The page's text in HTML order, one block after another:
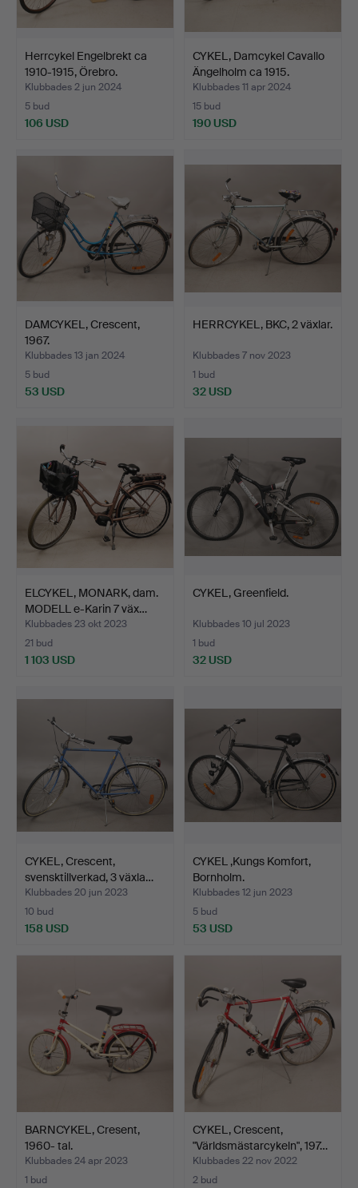
Herrcykel Engelbrekt ca
1910-1915, Örebro.
Klubbades 2 jun 2024
5 bud
106 USD
CYKEL, Damcykel Cavallo
Ängelholm ca 1915.
Klubbades 11 apr 2024
15 bud
190 USD
DAMCYKEL, Crescent,
1967.
Klubbades 13 jan 2024
5 bud
53 USD
HERRCYKEL, BKC, 2 växlar.
Klubbades 7 nov 2023
1 bud
32 USD
ELCYKEL, MONARK, dam.
MODELL e-Karin 7 väx…
Klubbades 23 okt 2023
21 bud
1 103 USD
CYKEL, Greenfield.
Klubbades 10 jul 2023
1 bud
32 USD
CYKEL, Crescent,
svensktillverkad, 3 växla…
Klubbades 20 jun 2023
10 bud
158 USD
CYKEL ,Kungs Komfort,
Bornholm.
Klubbades 12 jun 2023
5 bud
53 USD
BARNCYKEL, Cresent,
1960- tal.
Klubbades 24 apr 2023
1 bud
CYKEL, Crescent,
"Världsmästarcykeln", 197…
Klubbades 22 nov 2022
2 bud